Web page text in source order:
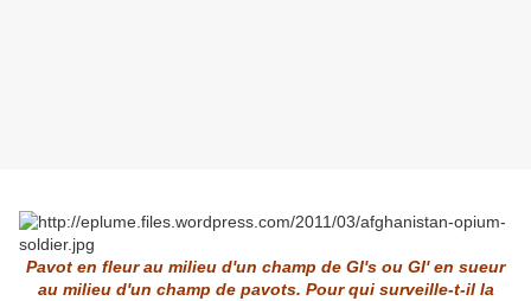
Pavot en fleur au milieu d'un champ de GI's ou GI' en sueur
au milieu d'un champ de pavots. Pour qui surveille-t-il la